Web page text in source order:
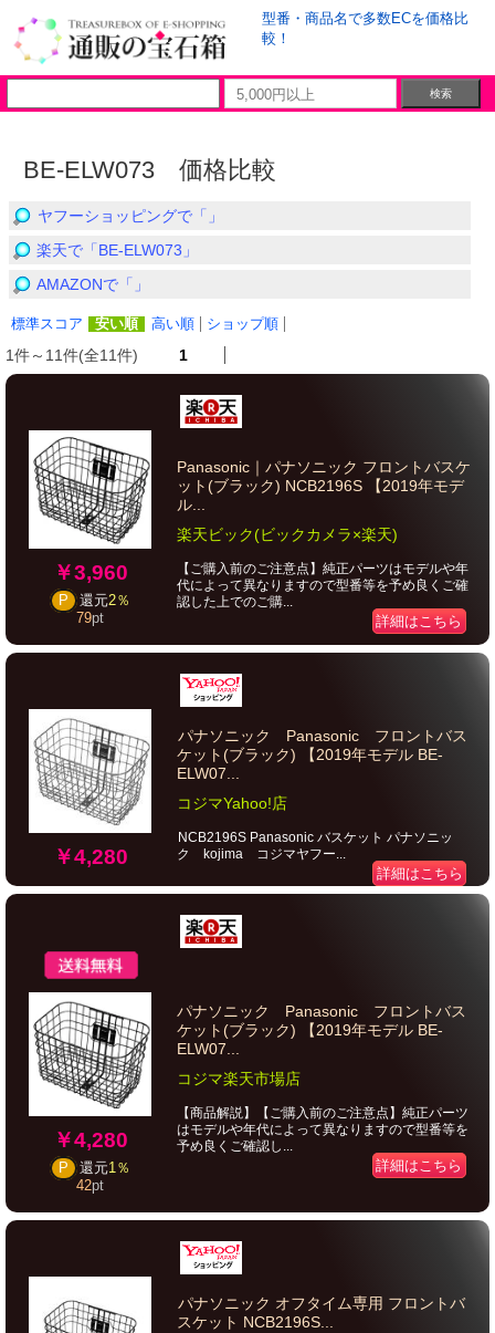
型番・商品名で多数ECを価格比
較！
BE-ELW073 価格比較
ヤフーショッピングで「」
楽天で「BE-ELW073」
AMAZONで「」
標準スコア 安い順 高い順 ショップ順
1件～11件(全11件) 1
￥3,960
P 還元2％
79pt
Panasonic｜パナソニック フロントバスケ
ット(ブラック) NCB2196S 【2019年モデ
ル...
楽天ビック(ビックカメラ×楽天)
【ご購入前のご注意点】純正パーツはモデルや年
代によって異なりますので型番等を予め良くご確
認した上でのご購...
詳細はこちら
￥4,280
パナソニック Panasonic フロントバス
ケット(ブラック) 【2019年モデル BE-
ELW07...
コジマYahoo!店
NCB2196S Panasonic バスケット パナソニッ
ク kojima コジマヤフー...
詳細はこちら
￥4,280
P 還元1％
42pt
パナソニック Panasonic フロントバス
ケット(ブラック) 【2019年モデル BE-
ELW07...
コジマ楽天市場店
【商品解説】【ご購入前のご注意点】純正パーツ
はモデルや年代によって異なりますので型番等を
予め良くご確認し...
詳細はこちら
パナソニック オフタイム専用 フロントバ
スケット NCB2196S...